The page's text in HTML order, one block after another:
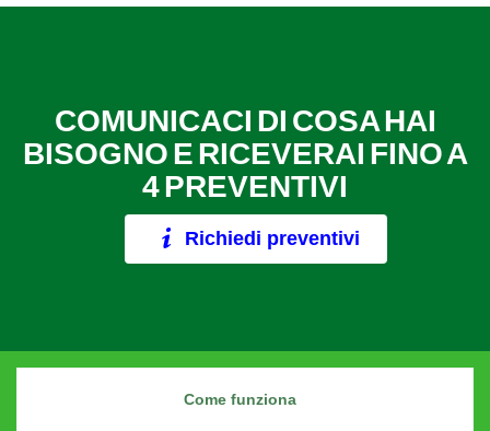
COMUNICACI DI COSA HAI
BISOGNO E RICEVERAI FINO A
4 PREVENTIVI
Richiedi preventivi
Come funziona